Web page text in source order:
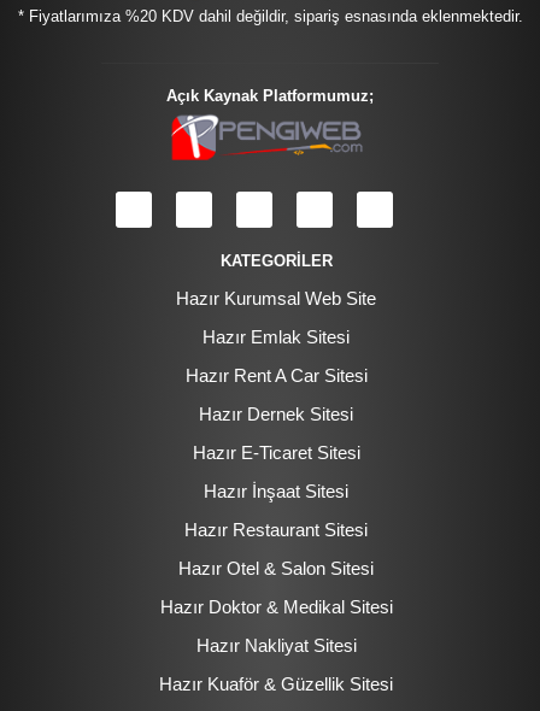
* Fiyatlarımıza %20 KDV dahil değildir, sipariş esnasında eklenmektedir.
Açık Kaynak Platformumuz;
KATEGORİLER
Hazır Kurumsal Web Site
Hazır Emlak Sitesi
Hazır Rent A Car Sitesi
Hazır Dernek Sitesi
Hazır E-Ticaret Sitesi
Hazır İnşaat Sitesi
Hazır Restaurant Sitesi
Hazır Otel & Salon Sitesi
Hazır Doktor & Medikal Sitesi
Hazır Nakliyat Sitesi
Hazır Kuaför & Güzellik Sitesi